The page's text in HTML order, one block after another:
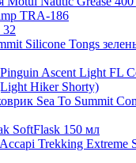
TRA-186
32
Silicone Tongs
Ascent Light FL
Hiker Shorty)
Sea To Summit
SoftFlask 150 мл
Trekking Extreme